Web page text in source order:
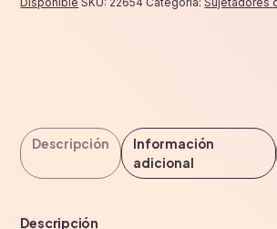
Descripción
Información
adicional
Descripción